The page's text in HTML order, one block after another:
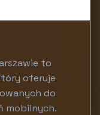
to
oferuje
do
mobilnych.